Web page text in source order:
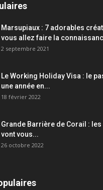
Marsupiaux : 7 adorables
vous allez faire la
2 septembre 2021
Le Working Holiday Visa : le
une année en...
18 février 2022
Grande Barrière de Corail :
vont vous...
26 octobre 2022